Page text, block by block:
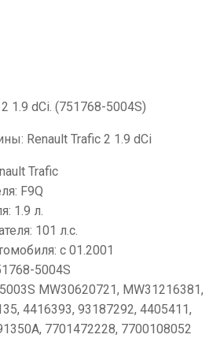
1.9 dCi. (751768-5004S)
Renault Trafic 2 1.9 dCi
Trafic
F9Q
1.9 л.
101 л.с.
с 01.2001
5004S
MW30620721, MW31216381,
4416393, 93187292, 4405411,
7701472228, 7700108052